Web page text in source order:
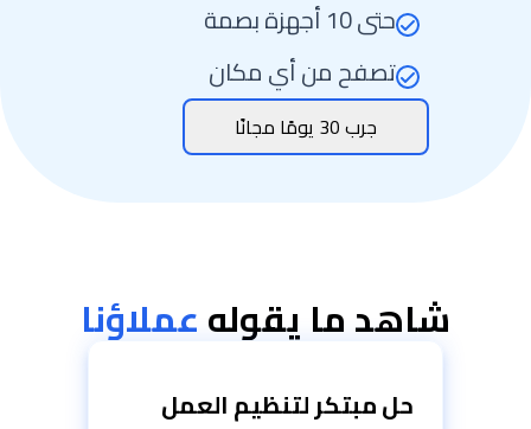
تصفح من أي مكان
شاهد ما يقولهعملاؤنا
حل مبتكر لتنظيم العمل